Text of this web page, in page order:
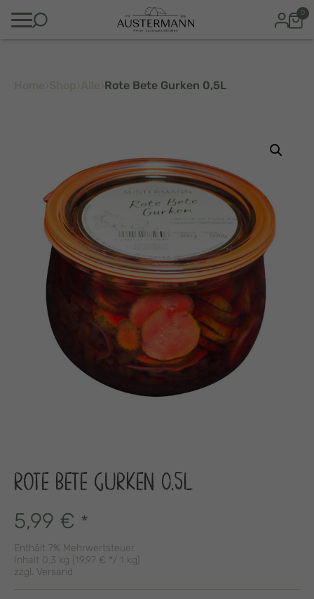
0
Rote Bete Gurken 0,5L
ROTE BETE GURKEN 0,5L
5,99 € *
Enthält 7% Mehrwertsteuer
Inhalt 0,3 kg (19,97 € */ 1 kg)
zzgl. Versand